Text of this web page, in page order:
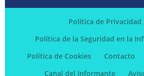
Política de Privacidad
Política de la Seguridad en la
Política de Cookies
Contacto
Canal del Informante